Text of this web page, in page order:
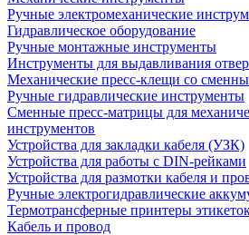
Ручные электромеханические
Гидравлическое оборудование
Ручные монтажные инструменты
Инструменты для выдавливания
Механические пресс-клещи со
Ручные гидравлические инструменты
Сменные пресс-матрицы для
инструментов
Устройства для закладки кабеля (УЗК)
Устройства для работы с DIN-рейками
Устройства для размотки кабеля и
Ручные электрогидравлические
Термотрансферные принтеры
Кабель и провод